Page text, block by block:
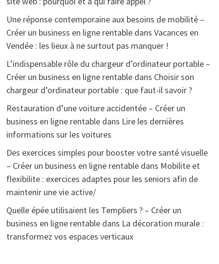
Une réponse contemporaine aux besoins de mobilité –
Créer un business en ligne rentabledans Vacances en
Vendée : les lieux à ne surtout pas manquer !
L’indispensable rôle du chargeur d’ordinateur portable –
Créer un business en ligne rentabledans Choisir son
chargeur d’ordinateur portable : que faut-il savoir ?
Restauration d’une voiture accidentée – Créer un
business en ligne rentabledans Lire les dernières
informations sur les voitures
Des exercices simples pour booster votre santé visuelle
– Créer un business en ligne rentabledans Mobilite et
flexibilite : exercices adaptes pour les seniors afin de
maintenir une vie active/
Quelle épée utilisaient les Templiers ? – Créer un
business en ligne rentabledans La décoration murale :
transformez vos espaces verticaux